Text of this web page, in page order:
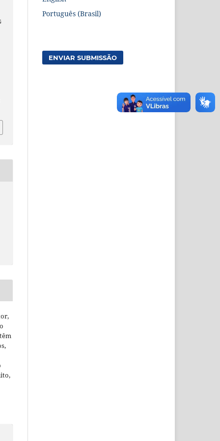
Português (Brasil)
ENVIAR SUBMISSÃO